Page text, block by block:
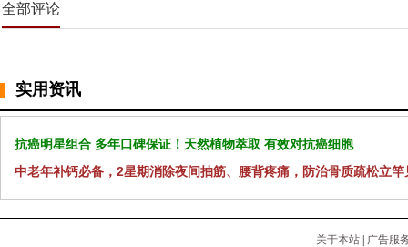
全部评论
实用资讯
抗癌明星组合 多年口碑保证！天然植物萃取 有效对抗癌细胞
中老年补钙必备，2星期消除夜间抽筋、腰背疼痛，防治骨质疏松立竿
关于本站
广告服